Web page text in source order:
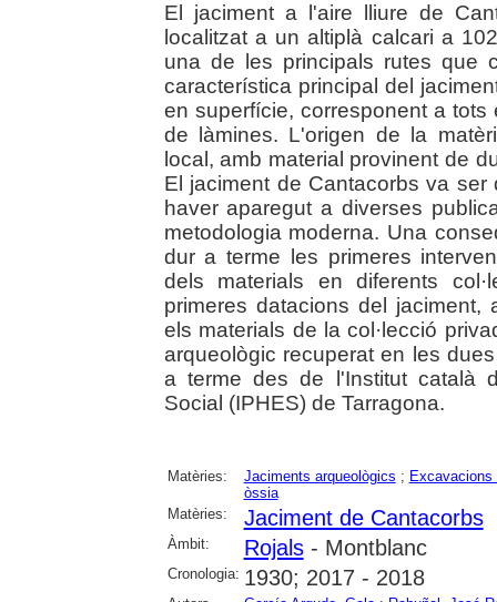
El jaciment a l'aire lliure de
localitzat a un altiplà calcari a
una de les principals rutes que
característica principal del
en superfície, corresponent a
de làmines. L'origen de la
local, amb material provinent de
El jaciment de Cantacorbs va
haver aparegut a diverses
metodologia moderna. Una
dur a terme les primeres
dels materials en diferents
primeres datacions del
els materials de la col·lecció
arqueològic recuperat en les
a terme des de l'Institut català
Social (IPHES) de Tarragona.
Matèries: Jaciments arqueològics ; Excavacions
òssia
Matèries:
Jaciment de Cantacorbs
Àmbit: Rojals- Montblanc
Cronologia: 1930; 2017 - 2018